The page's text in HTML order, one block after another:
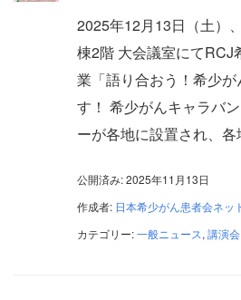
2025年12月13日（土）
棟2階 大会議室にてRCJ
業「語り合おう！希少
す！ 希少がんキャラバ
ーが各地に設置され、
公開済み: 2025年11月13日
作成者: 日本希少がん患者会ネッ
カテゴリー:一般ニュース, 講演